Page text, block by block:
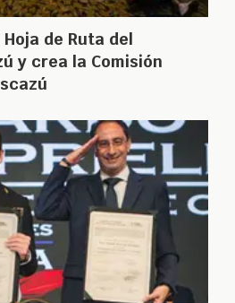
de Ruta del
y crea la Comisión